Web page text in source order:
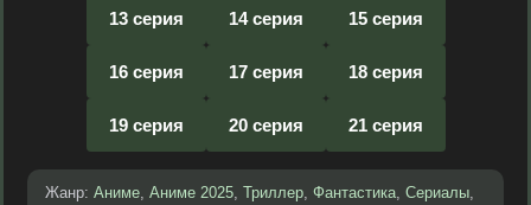
13 серия 14 серия 15 серия
16 серия 17 серия 18 серия
19 серия 20 серия 21 серия
Жанр: Аниме, Аниме 2025, Триллер, Фантастика, Сериалы,